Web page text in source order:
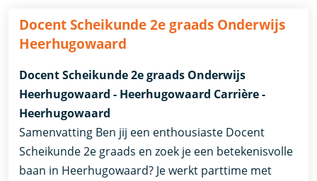
Docent Scheikunde 2e graads Onderwijs
Heerhugowaard
Docent Scheikunde 2e graads Onderwijs
Heerhugowaard - Heerhugowaard Carrière -
Heerhugowaard
Samenvatting Ben jij een enthousiaste Docent
Scheikunde 2e graads en zoek je een betekenisvolle
baan in Heerhugowaard? Je werkt parttime met